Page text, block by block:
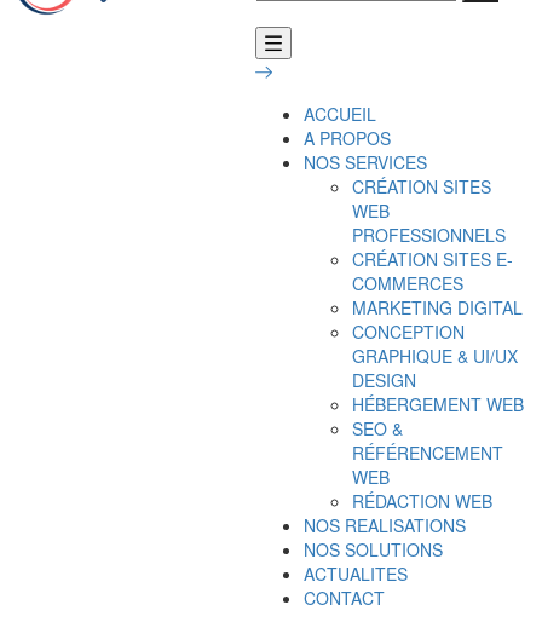
ACCUEIL
A PROPOS
NOS SERVICES
CRÉATION SITES
WEB
PROFESSIONNELS
CRÉATION SITES E-
COMMERCES
MARKETING DIGITAL
CONCEPTION
GRAPHIQUE & UI/UX
DESIGN
HÉBERGEMENT WEB
SEO &
RÉFÉRENCEMENT
WEB
RÉDACTION WEB
NOS REALISATIONS
NOS SOLUTIONS
ACTUALITES
CONTACT